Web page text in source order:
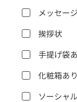
メッセー
挨拶状
手提げ袋
化粧箱あり
ソーシャ